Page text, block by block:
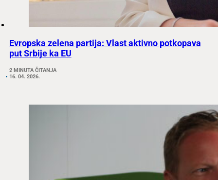
Evropska zelena partija: Vlast aktivno potkopava
put Srbije ka EU
2 MINUTA ČITANJA
16. 04. 2026.